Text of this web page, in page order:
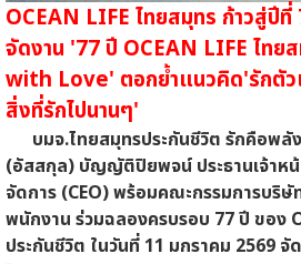
OCEAN LIFE ไทยสมุทร ก้าวสู่ปี
จัดงาน '77 ปี OCEAN LIFE ไทย
with Love' ตอกย้ำแนวคิด'รักตั
สิ่งที่รักไปนานๆ'
บมจ.ไทยสมุทรประกันชีวิต รักคือพลั
(อัสสกุล) บัญญัติปิยพจน์ ประธานเจ้าหน้
จัดการ (CEO) พร้อมคณะกรรมการบริ
พนักงาน ร่วมฉลองครบรอบ 77 ปี ของ
ประกันชีวิต ในวันที่ 11 มกราคม 2569 จั